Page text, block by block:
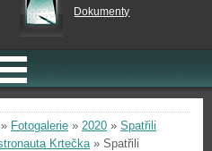
Dokumenty
Fotogalerie » 2020 » Spatřili
Krtečka» Spatřili